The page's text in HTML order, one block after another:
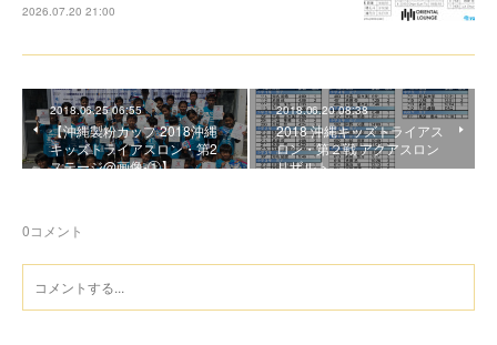
2026.07.20 21:00
2018.06.25 06:55
【沖縄製粉カップ 2018沖縄
キッズトライアスロン・第2
ステージ@画像‐①】
2018.06.20 08:38
2018 沖縄キッズトライアス
ロン・第２戦 アクアスロン
リザルト
0コメント